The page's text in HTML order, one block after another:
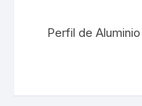
Perfil de